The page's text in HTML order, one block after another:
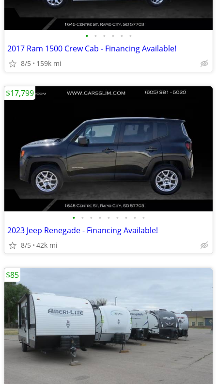
• • • • • •
2017 Ram 1500 Crew Cab - Financing Available!
8/5 159k mi
• • • • • • • • •
2023 Jeep Renegade - Financing Available!
8/5 42k mi
$17,799
$85